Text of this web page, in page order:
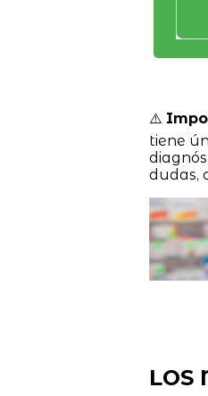
⚠️
tiene
dudas,
LOS